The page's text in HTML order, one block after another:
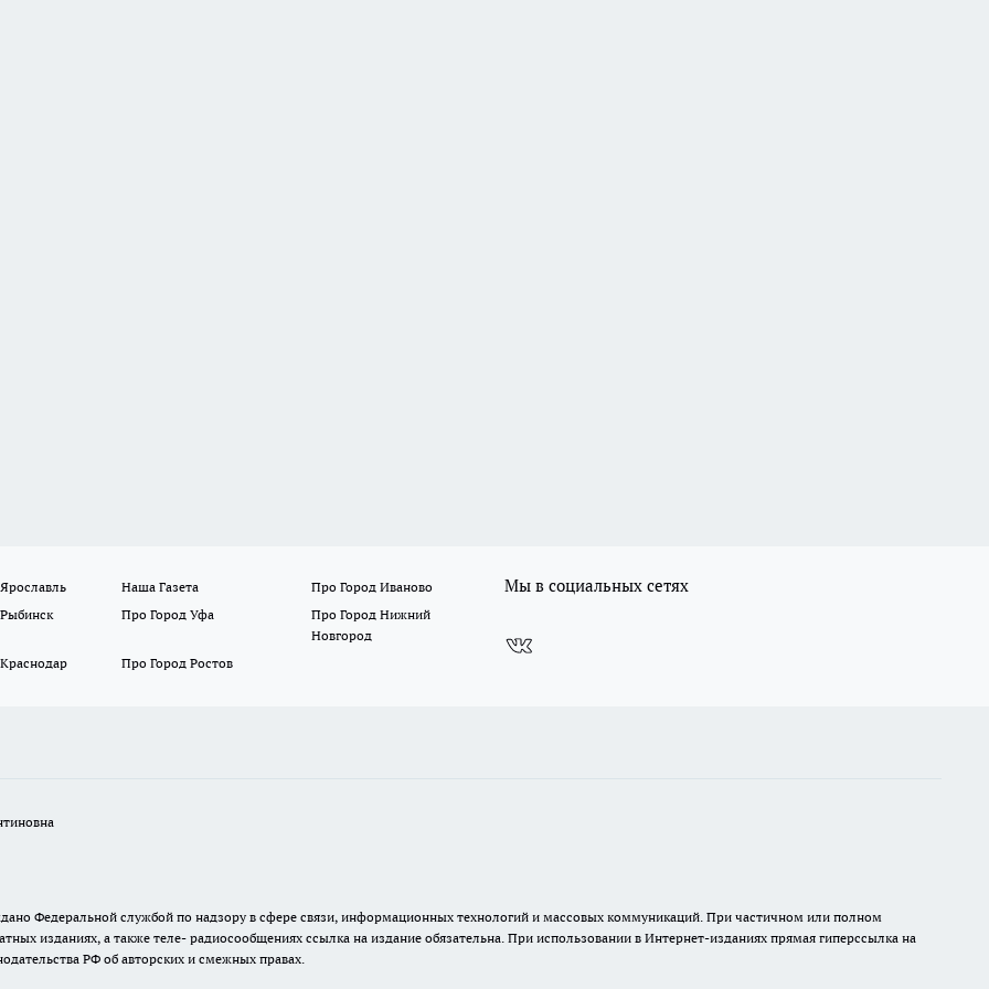
Наша Газета
Про Город Иваново
Про Город Уфа
Про Город Нижний
Новгород
Про Город Ростов
Мы в социальных сетях
Федеральной службой по надзору в сфере связи, информационных технологий и массовых коммуникаций. При частичном или полном
изданиях, а также теле- радиосообщениях ссылка на издание обязательна. При использовании в Интернет-изданиях прямая гиперссылка на
РФ об авторских и смежных правах.